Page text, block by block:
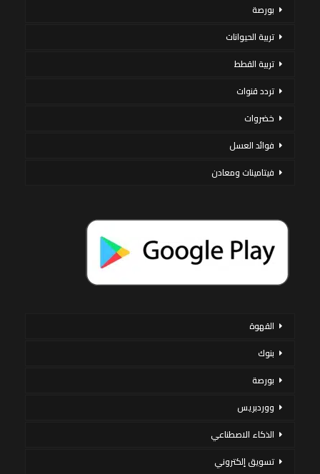
بورصة
تربية الحيوانات
تربية القطط
تردد قنوات
خضروات
فوائد العسل
فيتامينات ومعادن
القهوة
بنوك
بورصة
ووردبريس
الذكاء الاصطناعي
تسويق إلكتروني